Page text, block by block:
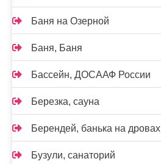
Баня на Озерной
Баня, Баня
Бассейн, ДОСААФ России
Березка, сауна
Берендей, банька на дровах
Бузули, санаторий